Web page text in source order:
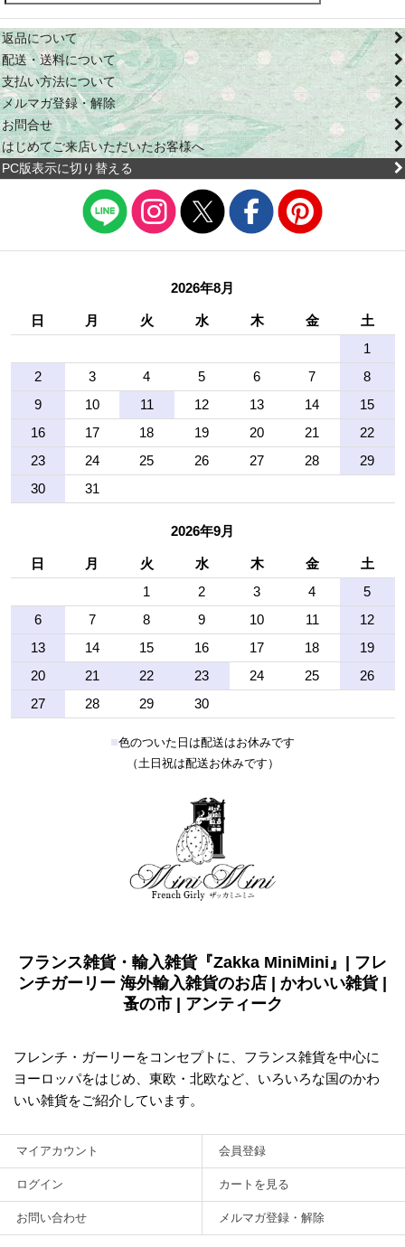
返品について
配送・送料について
支払い方法について
メルマガ登録・解除
お問合せ
はじめてご来店いただいたお客様へ
PC版表示に切り替える
2026年8月
日 月 火 水 木 金
土
1
2
3 4 5 6 7
8
9
10 11 12 13 14
15
16
17 18 19 20 21
22
23
24 25 26 27 28
29
30
31
2026年9月
日 月 火 水 木 金
土
1
2 3 4
5
6
7 8 9 10 11
12
13
14 15 16 17 18
19
20
21 22 23 24 25
26
27
28 29 30
■色のついた日は配送はお休みです
（土日祝は配送お休みです）
フランス雑貨・輸入雑貨『Zakka MiniMini』| フレ
ンチガーリー 海外輸入雑貨のお店 | かわいい雑貨 |
蚤の市 | アンティーク
フレンチ・ガーリーをコンセプトに、フランス雑貨を中心に
ヨーロッパをはじめ、東欧・北欧など、いろいろな国のかわ
いい雑貨をご紹介しています。
マイアカウント 会員登録
ログイン カートを見る
お問い合わせ メルマガ登録・解除